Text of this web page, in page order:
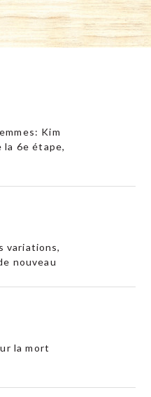
Kim
la 6e étape,
variations,
nouveau
la mort